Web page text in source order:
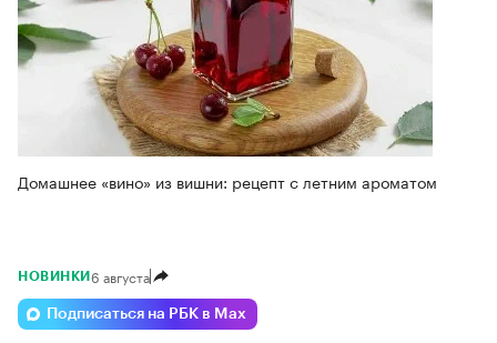
Домашнее «вино» из вишни: рецепт с летним ароматом
НОВИНКИ 6 августа
Подписаться на РБК в Max